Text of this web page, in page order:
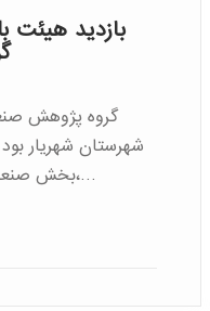
بازدید هیئت
گروه پژوهش
شهرستان شهریار
بخش صنعت و نهادهای مدیریتی و اجرایی،…